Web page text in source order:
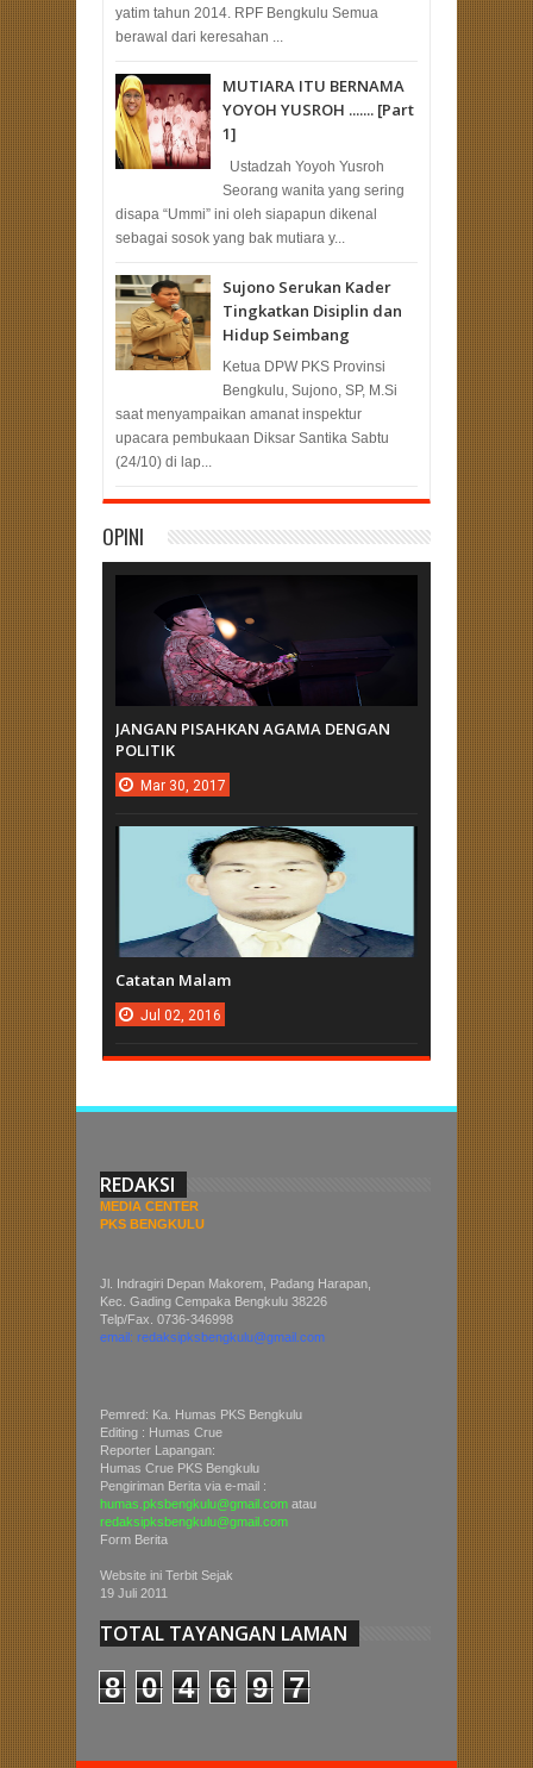
yatim tahun 2014. RPF Bengkulu Semua
berawal dari keresahan ...
MUTIARA ITU BERNAMA
YOYOH YUSROH ....... [Part
1]
Ustadzah Yoyoh Yusroh
Seorang wanita yang sering
disapa “Ummi” ini oleh siapapun dikenal
sebagai sosok yang bak mutiara y...
Sujono Serukan Kader
Tingkatkan Disiplin dan
Hidup Seimbang
Ketua DPW PKS Provinsi
Bengkulu, Sujono, SP, M.Si
saat menyampaikan amanat inspektur
upacara pembukaan Diksar Santika Sabtu
(24/10) di lap...
OPINI
JANGAN PISAHKAN AGAMA DENGAN
POLITIK
Mar 30, 2017
Catatan Malam
Jul 02, 2016
REDAKSI
MEDIA CENTER
PKS BENGKULU
Jl. Indragiri Depan Makorem, Padang Harapan,
Kec. Gading Cempaka Bengkulu 38226
Telp/Fax. 0736-346998
email: redaksipksbengkulu@gmail.com
Pemred: Ka. Humas PKS Bengkulu
Editing : Humas Crue
Reporter Lapangan:
Humas Crue PKS Bengkulu
Pengiriman Berita via e-mail :
humas.pksbengkulu@gmail.com atau
redaksipksbengkulu@gmail.com
Form Berita
Website ini Terbit Sejak
19 Juli 2011
TOTAL TAYANGAN LAMAN
8 0 4 6 9 7